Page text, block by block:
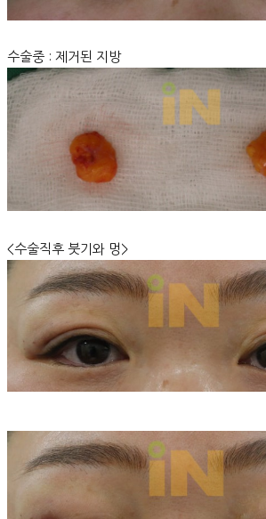
수술중 : 제거된 지방
<수술직후 붓기와 멍>